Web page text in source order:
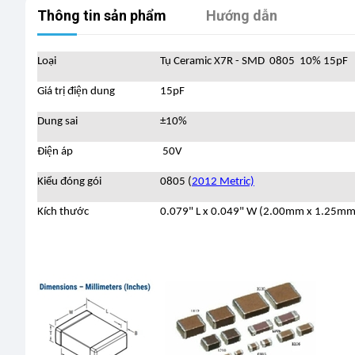
Thông tin sản phẩm Hướng dẫn
Loại Tụ Ceramic X7R - SMD 0805 10% 15pF
Giá trị điện dung 15pF
Dung sai ±10%
Điện áp 50V
Kiểu đóng gói 0805 (2012 Metric)
Kích thước 0.079" L x 0.049" W (2.00mm x